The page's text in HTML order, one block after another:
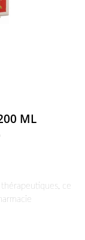
ML
ce